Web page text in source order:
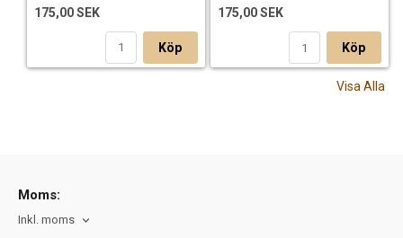
175,00 SEK
Köp
175,00 SEK
Köp
Visa Alla
Moms:
Inkl. moms